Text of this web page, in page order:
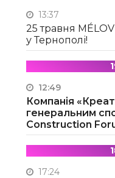
13:37
25 травня
у Тернополі!
12:49
Компанія
генеральним
Construction
17:24